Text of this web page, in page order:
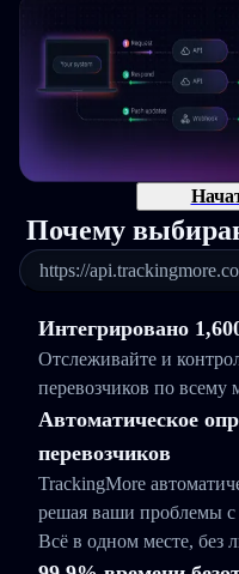
Почему
https://
Интегрировано
Отслеживайте и
перевозчиков по всему
Автоматическое
перевозчиков
TrackingMore
решая ваши проблемы
Всё в одном месте, без